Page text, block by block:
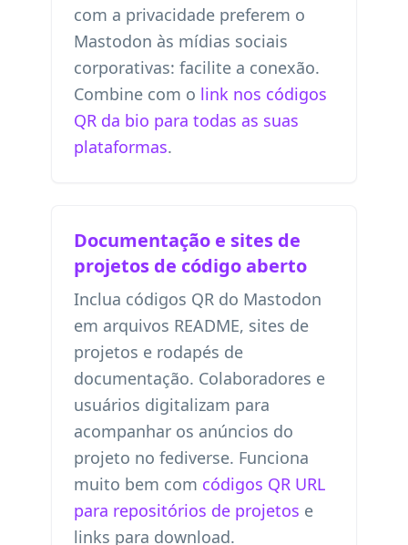
com a privacidade preferem o
Mastodon às mídias sociais
corporativas: facilite a conexão.
Combine com o link nos códigos
QR da bio para todas as suas
plataformas.
Documentação e sites de
projetos de código aberto
Inclua códigos QR do Mastodon
em arquivos README, sites de
projetos e rodapés de
documentação. Colaboradores e
usuários digitalizam para
acompanhar os anúncios do
projeto no fediverse. Funciona
muito bem com códigos QR URL
para repositórios de projetos e
links para download.